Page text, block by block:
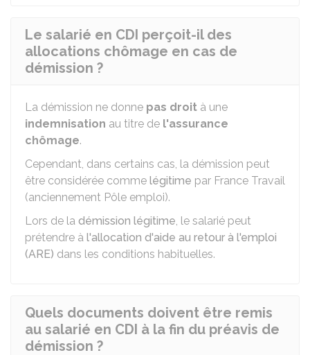
Le salarié en CDI perçoit-il des
allocations chômage en cas de
démission ?
La démission ne donne pas droit à une
indemnisation au titre de l'assurance
chômage.
Cependant, dans certains cas, la démission peut
être considérée comme légitime par France Travail
(anciennement Pôle emploi).
Lors de la démission légitime, le salarié peut
prétendre à l'allocation d'aide au retour à l'emploi
(ARE) dans les conditions habituelles.
Quels documents doivent être remis
au salarié en CDI à la fin du préavis de
démission ?